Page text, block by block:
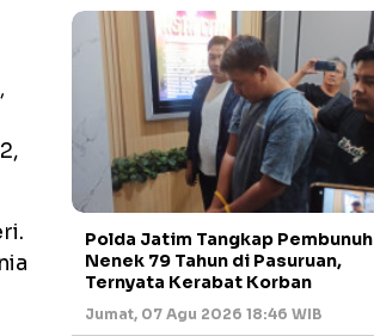
Polda Jatim Tangkap Pembunuh
Nenek 79 Tahun di Pasuruan,
Ternyata Kerabat Korban
Jumat, 07 Agu 2026 18:46 WIB